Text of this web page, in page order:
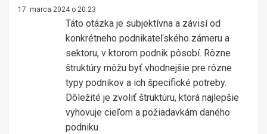
17. marca 2024 o 20:23
Táto otázka je subjektívna a závisí od
konkrétneho podnikateľského zámeru a
sektoru, v ktorom podnik pôsobí. Rôzne
štruktúry môžu byť vhodnejšie pre rôzne
typy podnikov a ich špecifické potreby.
Dôležité je zvoliť štruktúru, ktorá najlepšie
vyhovuje cieľom a požiadavkám daného
podniku.